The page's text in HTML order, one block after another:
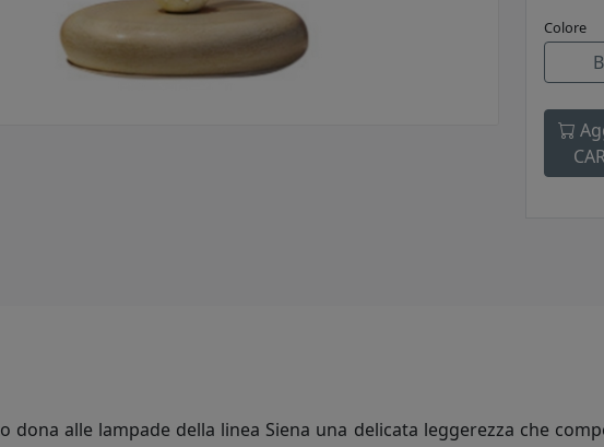
Colore
dona alle lampade della linea Siena una delicata leggerezza che